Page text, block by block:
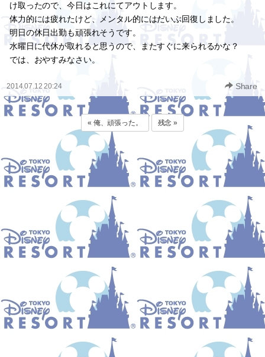
け取ったので、今日はこれにてアウトします。
体力的には疲れたけど、メンタル的にはだいぶ回復しました。
明日の休日出勤も頑張れそうです。
水曜日に代休が取れると思うので、またすぐに来られるかな？
では、おやすみなさい。
2014.07.12 20:24 Share
« 俺、頑張った。 残念 »